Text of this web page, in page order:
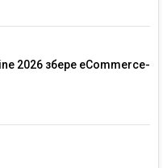
2026 збере eCommerce-